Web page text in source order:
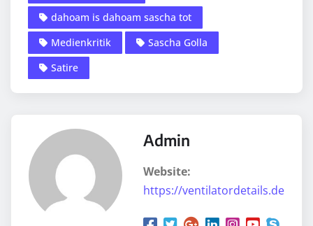
dahoam is dahoam sascha tot
Medienkritik
Sascha Golla
Satire
Admin
Website:
https://ventilatordetails.de